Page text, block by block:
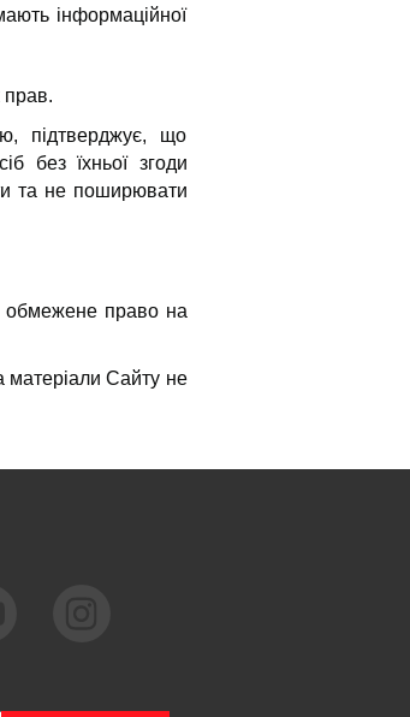
інформаційної
прав.
підтверджує, що
без їхньої згоди
та не поширювати
обмежене право на
матеріали Сайту не